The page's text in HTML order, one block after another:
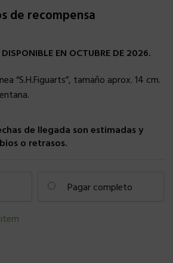
de recompensa
EN OCTUBRE DE 2026.
“S.H.Figuarts”, tamaño aprox. 14 cm.
de llegada son estimadas y
o retrasos.
Pagar completo